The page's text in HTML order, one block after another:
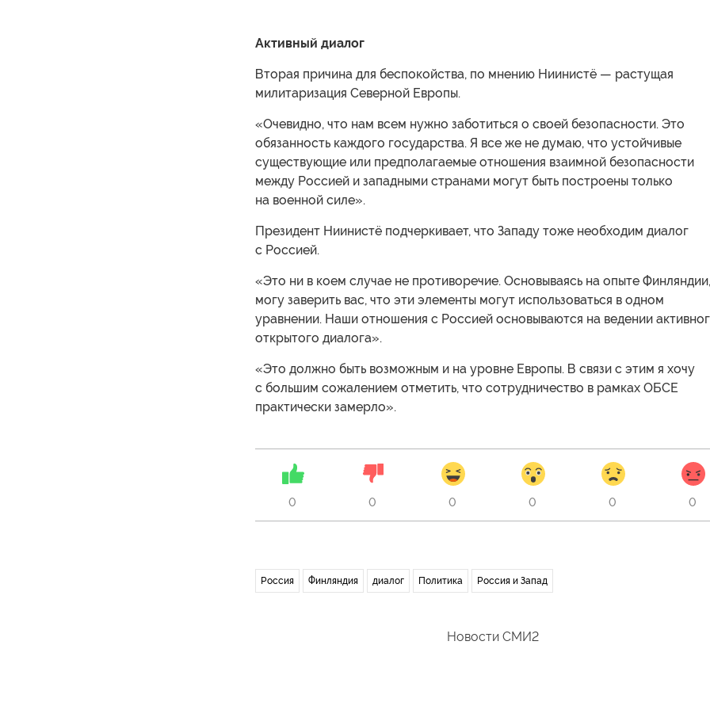
Активный диалог
Вторая причина для беспокойства, по мнению Ниинистё — растущая
милитаризация Северной Европы.
«Очевидно, что нам всем нужно заботиться о своей безопасности. Это
обязанность каждого государства. Я все же не думаю, что устойчивые
существующие или предполагаемые отношения взаимной безопасности
между Россией и западными странами могут быть построены только
на военной силе».
Президент Ниинистё подчеркивает, что Западу тоже необходим диалог
с Россией.
«Это ни в коем случае не противоречие. Основываясь на опыте Финляндии,
могу заверить вас, что эти элементы могут использоваться в одном
уравнении. Наши отношения с Россией основываются на ведении
открытого диалога».
«Это должно быть возможным и на уровне Европы. В связи с этим я хочу
с большим сожалением отметить, что сотрудничество в рамках ОБСЕ
практически замерло».
0 0 0 0 0 0
Россия Финляндия диалог Политика Россия и Запад
Новости СМИ2